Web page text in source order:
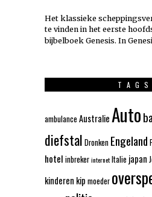
Het klassieke
te vinden in het eerste
bijbelboek Genesis. In
TAGS
ambulance AustralieAuto
diefstal Dronken Engeland
hotel inbrekerinternetItalie japan
kinderen kip moeder